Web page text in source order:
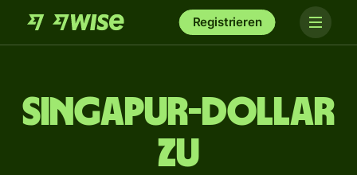
Registrieren
Singapur-Dollar
zu